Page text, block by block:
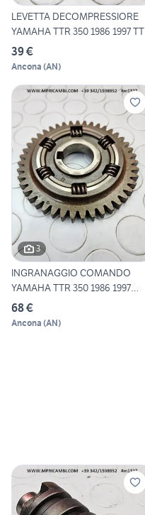
LEVETTA DECOMPRESSIORE
YAMAHA TTR 350 1986 1997 TT
39 €
Ancona (AN)
3
INGRANAGGIO COMANDO
YAMAHA TTR 350 1986 1997
TT350
68 €
Ancona (AN)